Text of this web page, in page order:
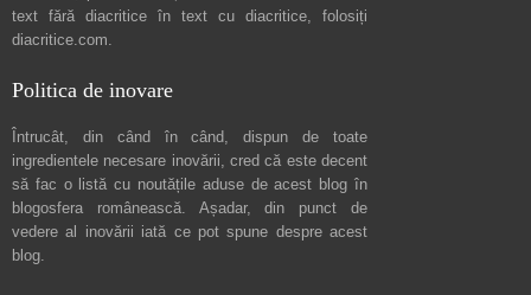
text fără diacritice în text cu diacritice, folosiți
diacritice.com.
Politica de inovare
Întrucât, din când în când, dispun de toate
ingredientele necesare inovării, cred că este decent
să fac o listă cu noutățile aduse de acest blog în
blogosfera românească. Așadar, din punct de
vedere al inovării iată ce pot spune despre acest
blog.